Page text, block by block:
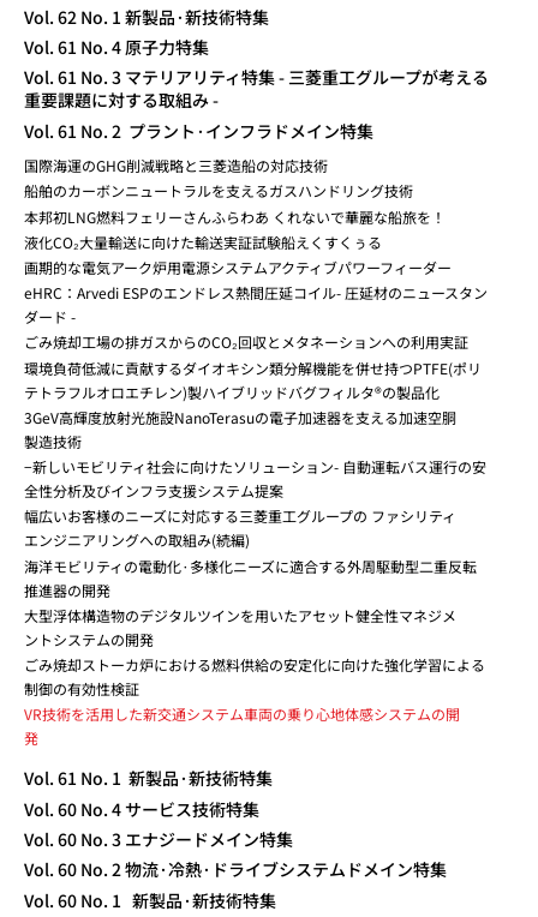
Vol. 62 No. 1 新製品·新技術特集
Vol. 61 No. 4 原子力特集
Vol. 61 No. 3 マテリアリティ特集 - 三菱重工グループが考える
重要課題に対する取組み -
Vol. 61 No. 2 プラント·インフラドメイン特集
国際海運のGHG削減戦略と三菱造船の対応技術
船舶のカーボンニュートラルを支えるガスハンドリング技術
本邦初LNG燃料フェリーさんふらわあ くれないで華麗な船旅を！
液化CO₂大量輸送に向けた輸送実証試験船えくすくぅる
画期的な電気アーク炉用電源システムアクティブパワーフィーダー
eHRC：Arvedi ESPのエンドレス熱間圧延コイル- 圧延材のニュースタン
ダード -
ごみ焼却工場の排ガスからのCO₂回収とメタネーションへの利用実証
環境負荷低減に貢献するダイオキシン類分解機能を併せ持つPTFE(ポリ
テトラフルオロエチレン)製ハイブリッドバグフィルタ®の製品化
3GeV高輝度放射光施設NanoTerasuの電子加速器を支える加速空胴
製造技術
−新しいモビリティ社会に向けたソリューション- 自動運転バス運行の安
全性分析及びインフラ支援システム提案
幅広いお客様のニーズに対応する三菱重工グループの ファシリティ
エンジニアリングへの取組み(続編)
海洋モビリティの電動化·多様化ニーズに適合する外周駆動型二重反転
推進器の開発
大型浮体構造物のデジタルツインを用いたアセット健全性マネジメ
ントシステムの開発
ごみ焼却ストーカ炉における燃料供給の安定化に向けた強化学習による
制御の有効性検証
VR技術を活用した新交通システム車両の乗り心地体感システムの開
発
Vol. 61 No. 1 新製品·新技術特集
Vol. 60 No. 4 サービス技術特集
Vol. 60 No. 3 エナジードメイン特集
Vol. 60 No. 2 物流·冷熱·ドライブシステムドメイン特集
Vol. 60 No. 1 新製品·新技術特集